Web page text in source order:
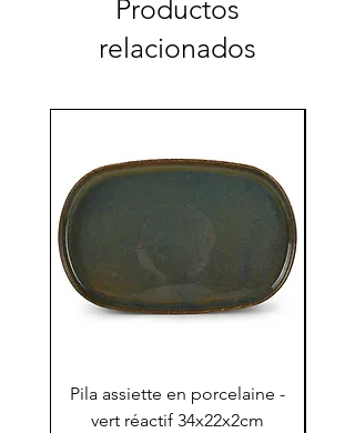
Productos
relacionados
Pila assiette en porcelaine -
vert réactif 34x22x2cm